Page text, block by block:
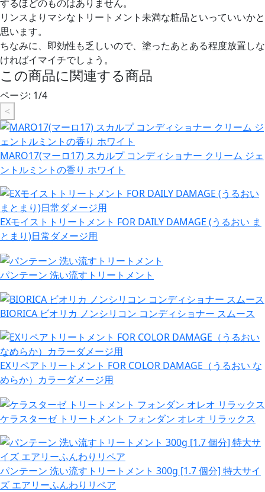
するほどのものはありません。
リンスよりマシなトリートメント未満な粧品といっていいかと
思います。
ちなみに、即効性も乏しいので、塗ったあとある程度放置しな
ければイマイチでしょう。
この商品に関連する商品
ページ: 1/4
<
MARO17(マーロ17) スカルプ コンディショナー クリーム ジェ
ントルミントの香り ホワイト
EXモイストトリートメント FOR DAILY DAMAGE (うるおい ま
とまり)日常ダメージ用
パンテーン 洗い流すトリートメント
BIORICA ビオリカ ノンシリコン コンディショナー スムース
EXリペアトリートメント FOR COLOR DAMAGE（うるおい な
めらか）カラーダメージ用
ケラスターゼ トリートメント フォンダン オレオ リラックス
パンテーン 洗い流すトリートメント 300g [1.7 個分] 特大サイ
ズ エアリーふんわりリペア